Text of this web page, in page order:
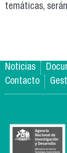
temáticas,
Noticias
Contacto